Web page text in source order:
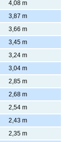
4,08 m
3,87 m
3,66 m
3,45 m
3,24 m
3,04 m
2,85 m
2,68 m
2,54 m
2,43 m
2,35 m